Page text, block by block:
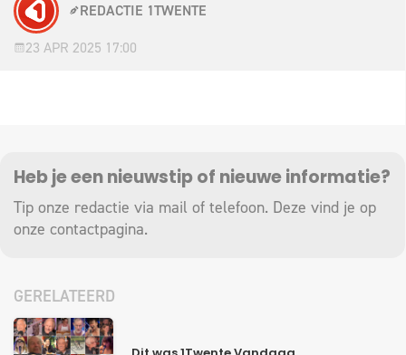
REDACTIE 1TWENTE
23 APR 2025 17:00
Heb je een nieuwstip of nieuwe informatie?
Tip onze redactie via mail of telefoon. Deze vind je op
onze contactpagina.
GERELATEERD